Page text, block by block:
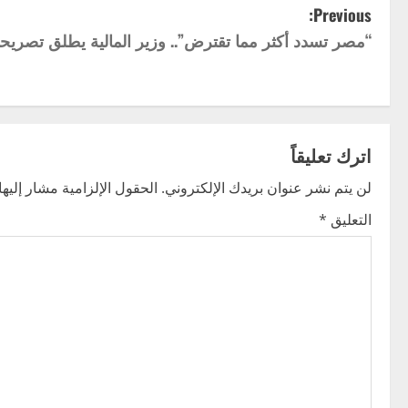
P
o
s
n
a
v
Previous:
“مصر تسدد أكثر مما تقترض”.. وزير المالية يطلق
اترك تعليقاً
لن يتم نشر عنوان بريدك الإلكتروني. الحقول الإلزامية مشار
التعليق *